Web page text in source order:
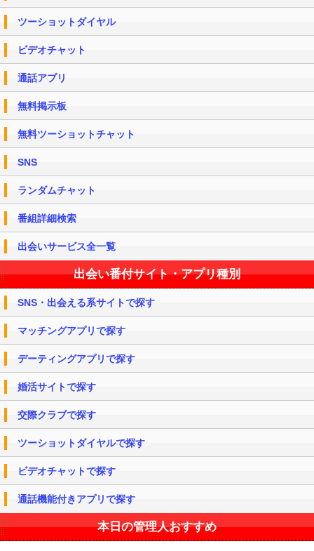
ツーショットダイヤル
ビデオチャット
通話アプリ
無料掲示板
無料ツーショットチャット
SNS
ランダムチャット
番組詳細検索
出会いサービス全一覧
出会い番付サイト・アプリ種別
SNS・出会える系サイトで探す
マッチングアプリで探す
デーティングアプリで探す
婚活サイトで探す
交際クラブで探す
ツーショットダイヤルで探す
ビデオチャットで探す
通話機能付きアプリで探す
本日の管理人おすすめ